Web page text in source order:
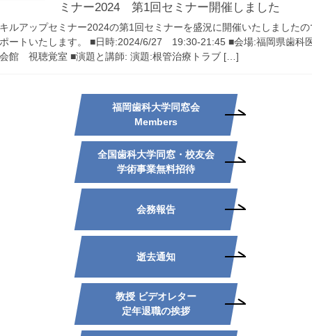
ミナー2024 第1回セミナー開催しました
ルアップセミナー2024の第1回セミナーを盛況に開催いたしましたの
ートいたします。 ■日時:2024/6/27 19:30-21:45 ■会場:福岡県歯科
館 視聴覚室 ■演題と講師: 演題:根管治療トラブ […]
福岡歯科大学同窓会
Members
全国歯科大学同窓・校友会
学術事業無料招待
会務報告
逝去通知
教授 ビデオレター
定年退職の挨拶